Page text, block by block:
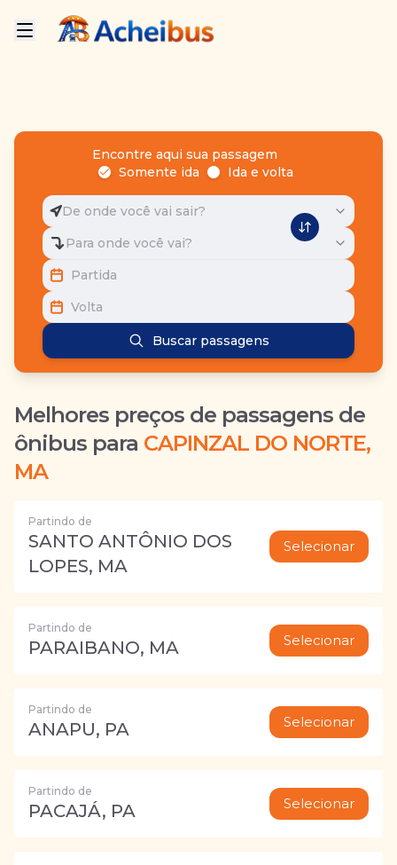
Encontre aqui sua passagem
Somente ida
Ida e volta
De onde você vai sair?
Para onde você vai?
Partida
Volta
Buscar passagens
Melhores preços de passagens de
ônibus para CAPINZAL DO NORTE,
MA
Partindo de
SANTO ANTÔNIO DOS
LOPES, MA
Selecionar
Partindo de
PARAIBANO, MA Selecionar
Partindo de
ANAPU, PA Selecionar
Partindo de
PACAJÁ, PA Selecionar